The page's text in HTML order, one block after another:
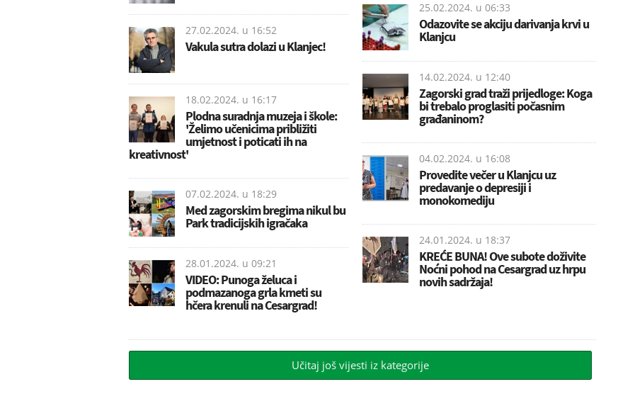
27.02.2024. u 16:52
Vakula sutra dolazi u Klanjec!
18.02.2024. u 16:17
Plodna suradnja muzeja i škole:
'Želimo učenicima približiti
umjetnost i poticati ih na
kreativnost'
07.02.2024. u 18:29
Med zagorskim bregima nikul bu
Park tradicijskih igračaka
28.01.2024. u 09:21
VIDEO: Punoga želuca i
podmazanoga grla kmeti su
hčera krenuli na Cesargrad!
25.02.2024. u 06:33
Odazovite se akciju darivanja krvi u
Klanjcu
14.02.2024. u 12:40
Zagorski grad traži prijedloge: Koga
bi trebalo proglasiti počasnim
građaninom?
04.02.2024. u 16:08
Provedite večer u Klanjcu uz
predavanje o depresiji i
monokomediju
24.01.2024. u 18:37
KREĆE BUNA! Ove subote doživite
Noćni pohod na Cesargrad uz hrpu
novih sadržaja!
Učitaj još vijesti iz kategorije